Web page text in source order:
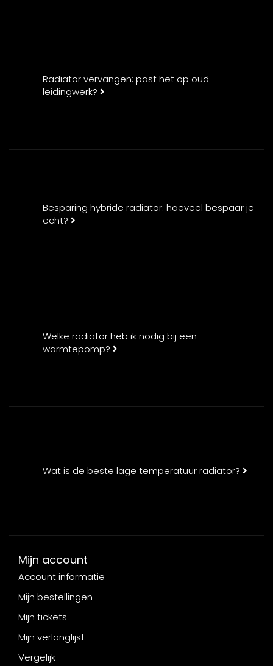
Radiator vervangen: past het op oud
leidingwerk?
Besparing hybride radiator: hoeveel bespaar je
echt?
Welke radiator heb ik nodig bij een
warmtepomp?
Wat is de beste lage temperatuur radiator?
Mijn account
Account informatie
Mijn bestellingen
Mijn tickets
Mijn verlanglijst
Vergelijk